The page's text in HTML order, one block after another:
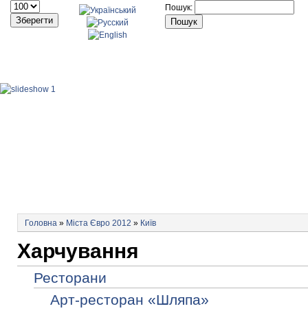
Пошук:
Головна » Міста Євро 2012 » Київ
Харчування
Ресторани
Арт-ресторан «Шляпа»